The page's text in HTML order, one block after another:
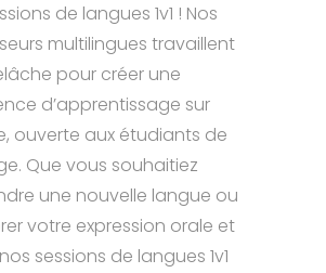
de langues 1v1 ! Nos
multilingues travaillent
pour créer une
d’apprentissage sur
ouverte aux étudiants de
Que vous souhaitiez
une nouvelle langue ou
votre expression orale et
sessions de langues 1v1